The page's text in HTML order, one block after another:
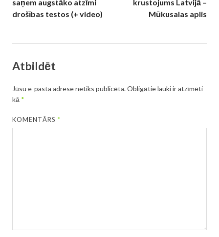
saņem augstāko atzīmi
drošības testos (+ video)
krustojums Latvijā –
Mūkusalas aplis
Atbildēt
Jūsu e-pasta adrese netiks publicēta.Obligātie lauki ir atzīmēti
kā *
KOMENTĀRS*